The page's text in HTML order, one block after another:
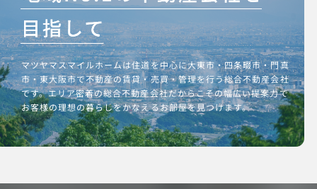
マツヤマスマイルホームは住道を中心に大東市・四条畷市・門真
市・東大阪市で不動産の賃貸・売買・管理を行う総合不動産会社
です。エリア密着の総合不動産会社だからこその幅広い提案力で
お客様の理想の暮らしをかなえるお部屋を見つけます。